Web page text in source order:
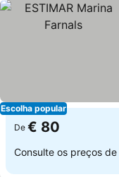
Escolha popular
De € 80
Consulte os preços de